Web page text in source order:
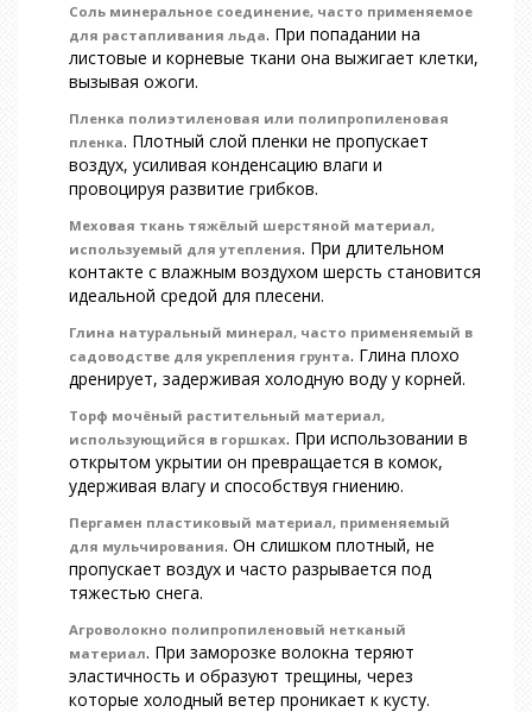
Соль минеральное соединение, часто применяемое
для растапливания льда. При попадании на
листовые и корневые ткани она выжигает клетки,
вызывая ожоги.
Пленка полиэтиленовая или полипропиленовая
пленка. Плотный слой пленки не пропускает
воздух, усиливая конденсацию влаги и
провоцируя развитие грибков.
Меховая ткань тяжёлый шерстяной материал,
используемый для утепления. При длительном
контакте с влажным воздухом шерсть становится
идеальной средой для плесени.
Глина натуральный минерал, часто применяемый в
садоводстве для укрепления грунта. Глина плохо
дренирует, задерживая холодную воду у корней.
Торф мочёный растительный материал,
использующийся в горшках. При использовании в
открытом укрытии он превращается в комок,
удерживая влагу и способствуя гниению.
Пергамен пластиковый материал, применяемый
для мульчирования. Он слишком плотный, не
пропускает воздух и часто разрывается под
тяжестью снега.
Агроволокно полипропиленовый нетканый
материал. При заморозке волокна теряют
эластичность и образуют трещины, через
которые холодный ветер проникает к кусту.